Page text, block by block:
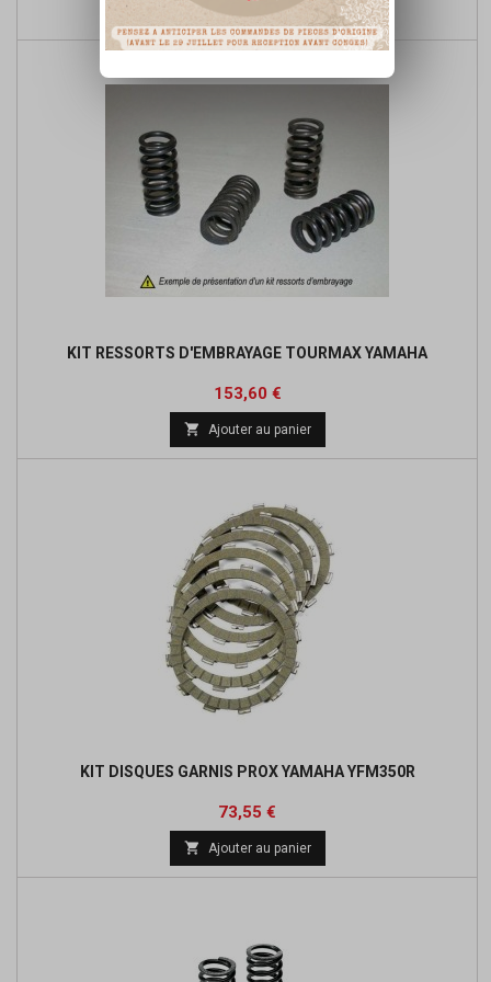
base
 Ajouter au panier
KIT RESSORTS D'EMBRAYAGE TOURMAX YAMAHA
Prix
153,60 €Prix
de
base
 Ajouter au panier
KIT DISQUES GARNIS PROX YAMAHA YFM350R
Prix
73,55 €
base
 Ajouter au panier